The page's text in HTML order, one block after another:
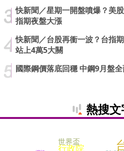
快新聞／星期一開盤噴爆？美
指期夜盤大漲
快新聞／台股再衝一波？台指
站上4萬5大關
國際鋼價落底回穩 中鋼9月盤
熱搜
行政院
世界盃